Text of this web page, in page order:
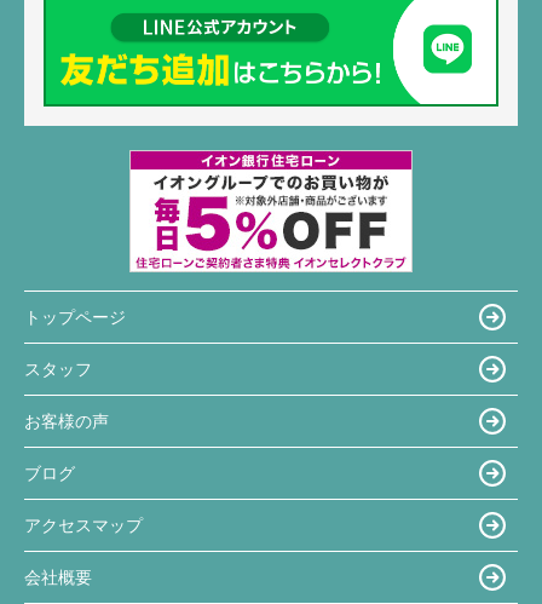
トップページ
スタッフ
お客様の声
ブログ
アクセスマップ
会社概要